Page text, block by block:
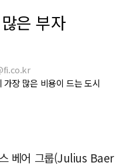
은 부자
장 많은 비용이 드는 도시
베어 그룹(Julius Baer